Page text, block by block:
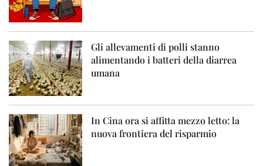
Gli allevamenti di polli stanno
alimentando i batteri della diarrea
umana
In Cina ora si affitta mezzo letto: la
nuova frontiera del risparmio